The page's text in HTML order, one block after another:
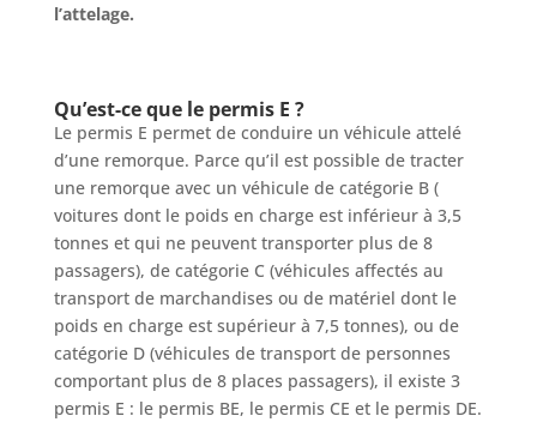
l’attelage.
Qu’est-ce que le permis E ?
Le permis E permet de conduire un véhicule attelé
d’une remorque. Parce qu’il est possible de tracter
une remorque avec un véhicule de catégorie B (
voitures dont le poids en charge est inférieur à 3,5
tonnes et qui ne peuvent transporter plus de 8
passagers), de catégorie C (véhicules affectés au
transport de marchandises ou de matériel dont le
poids en charge est supérieur à 7,5 tonnes), ou de
catégorie D (véhicules de transport de personnes
comportant plus de 8 places passagers), il existe 3
permis E : le permis BE, le permis CE et le permis DE.